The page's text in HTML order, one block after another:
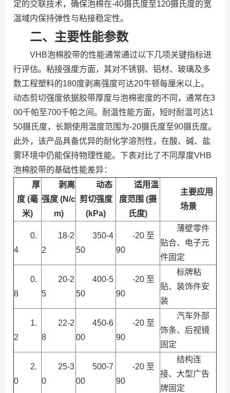
定的交联技术，确保泡棉在-40摄氏度至120摄氏度的宽
温域内保持弹性与粘接稳定性。
二、主要性能参数
VHB泡棉胶带的性能通常通过以下几项关键指标进
行评估。粘接强度方面，其对不锈钢、铝材、玻璃及多
数工程塑料的180度剥离强度可达20牛顿每厘米以上。
动态剪切强度依据胶带厚度与泡棉密度的不同，通常在3
00千帕至700千帕之间。耐温性能方面，短时耐温可达1
50摄氏度，长期使用温度范围为-20摄氏度至90摄氏度。
此外，该产品具备优异的耐化学溶剂性，在酸、碱、盐
雾环境中仍能保持物理性能。下表对比了不同厚度VHB
泡棉胶带的基础性能差异：
厚
度 (毫
米)
剥离
强度 (N/c
m)
动态
剪切强度
(kPa)
适用温
度范围 (摄
氏度)
主要应用
场景
0.
4
18-2
2
350-4
50
-20 至
90
薄壁零件
贴合、电子元
件固定
0.
8
20-2
5
400-5
50
-20 至
90
标牌粘
贴、装饰件安
装
1.
2
22-2
8
450-6
00
-20 至
90
汽车外部
饰条、后视镜
固定
2.
0
25-3
0
500-7
00
-20 至
90
结构连
接、大型广告
牌固定